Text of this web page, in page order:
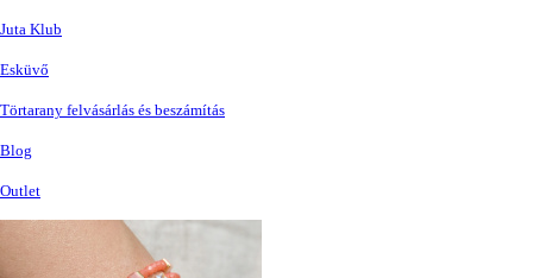
Juta Klub
Esküvő
Törtarany felvásárlás és beszámítás
Blog
Outlet